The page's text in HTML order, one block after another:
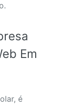
Em
é